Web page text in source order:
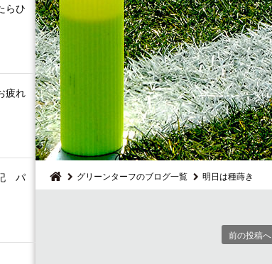
グリーンターフのブログ一覧 明日は種蒔き
前の投稿へ
らひ
疲れ
パ